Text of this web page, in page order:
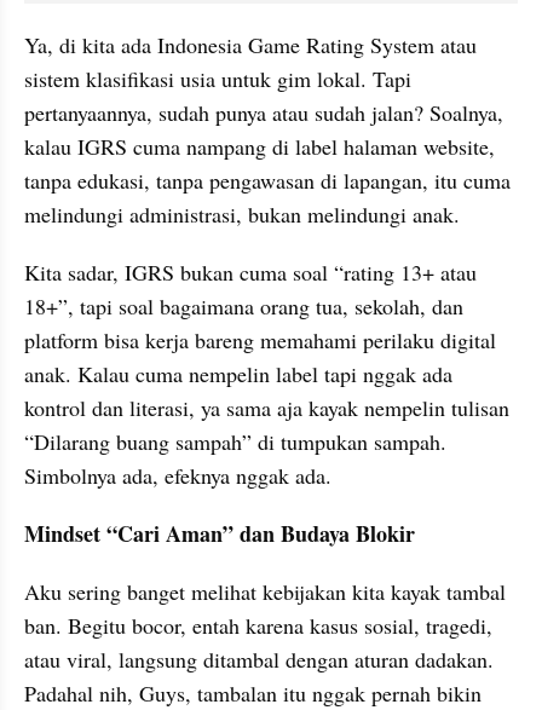
Ya, di kita ada Indonesia Game Rating System atau
sistem klasifikasi usia untuk gim lokal. Tapi
pertanyaannya, sudah punya atau sudah jalan? Soalnya,
kalau IGRS cuma nampang di label halaman website,
tanpa edukasi, tanpa pengawasan di lapangan, itu cuma
melindungi administrasi, bukan melindungi anak.
Kita sadar, IGRS bukan cuma soal “rating 13+ atau
18+”, tapi soal bagaimana orang tua, sekolah, dan
platform bisa kerja bareng memahami perilaku digital
anak. Kalau cuma nempelin label tapi nggak ada
kontrol dan literasi, ya sama aja kayak nempelin tulisan
“Dilarang buang sampah” di tumpukan sampah.
Simbolnya ada, efeknya nggak ada.
Mindset “Cari Aman” dan Budaya Blokir
Aku sering banget melihat kebijakan kita kayak tambal
ban. Begitu bocor, entah karena kasus sosial, tragedi,
atau viral, langsung ditambal dengan aturan dadakan.
Padahal nih, Guys, tambalan itu nggak pernah bikin